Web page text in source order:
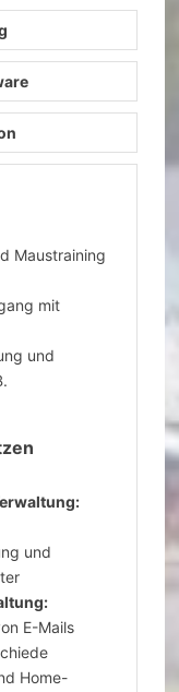
Maustraining
mit
und
und
E-Mails
Home-